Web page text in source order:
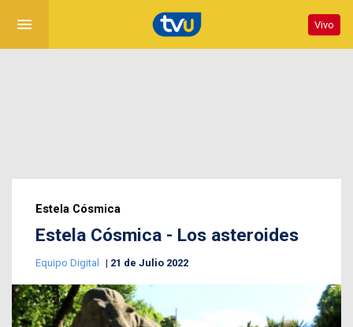
menu Vivo
Estela Cósmica
Estela Cósmica - Los asteroides
Equipo Digital 21 de Julio 2022